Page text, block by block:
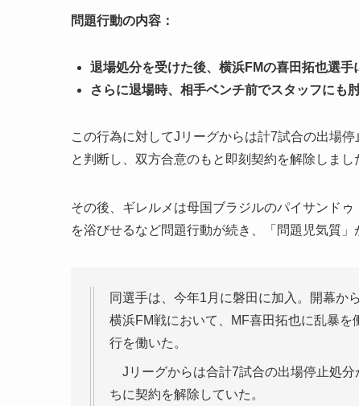
問題行動の内容：
退場処分を受けた後、横浜FMの喜田拓也選手
さらに退場時、相手ベンチ前でスタッフにも
この行為に対してJリーグからは計7試合の出場
と判断し、双方合意のもと即刻契約を解除しまし
その後、ギレルメは母国ブラジルのパイサンド
を浴びせるなど問題行動が続き、「問題児気質」
同選手は、今年1月に磐田に加入。開幕か
横浜FM戦において、MF喜田拓也に乱暴
行を働いた。
Jリーグからは合計7試合の出場停止処
ちに契約を解除していた。